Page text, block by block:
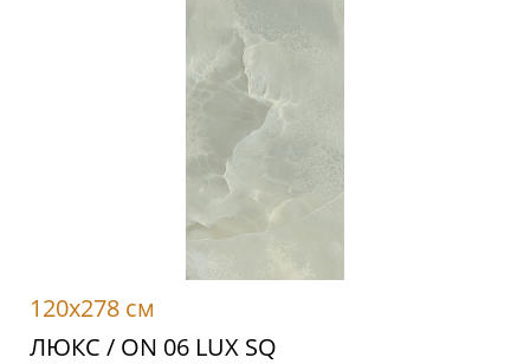
120x278 см
ЛЮКС / ON 06 LUX SQ